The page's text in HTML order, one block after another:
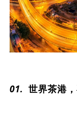
01. 世界茶港